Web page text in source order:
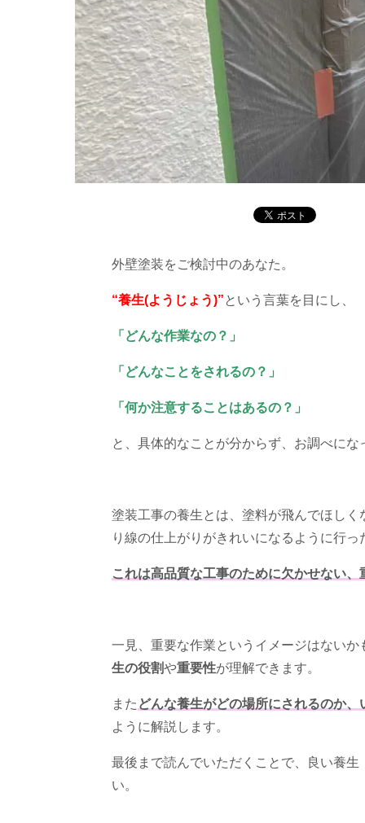
外壁塗装をご検討中のあなた。
“養生(ようじょう)”という言葉を目にし、
「どんな作業なの？」
「どんなことをされるの？」
「何か注意することはあるの？」
と、具体的なことが分からず、お調べに
塗装工事の養生とは、塗料が飛んでほし
り線の仕上がりがきれいになるように行っ
これは高品質な工事のために欠かせない、
一見、重要な作業というイメージはない
生の役割や重要性が理解できます。
また どんな養生がどの場所にされるのか
ように解説します。
最後まで読んでいただくことで、良い養
い。